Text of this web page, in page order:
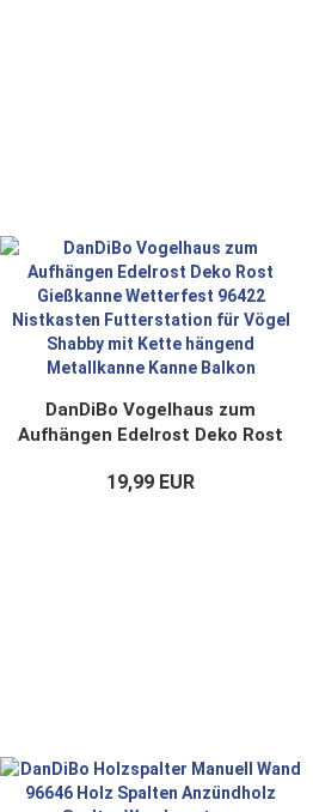
DanDiBo Vogelhaus zum
Aufhängen Edelrost Deko Rost
Nistkasten Futterstation für
19,99 EUR